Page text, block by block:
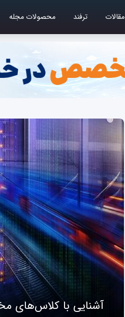
مقالات ترفند محصولات مجله
آشنایی با کلاس‌های